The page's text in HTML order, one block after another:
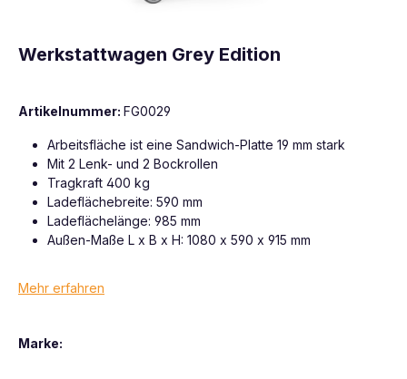
Werkstattwagen Grey Edition
Artikelnummer: FG0029
Arbeitsfläche ist eine Sandwich-Platte 19 mm stark
Mit 2 Lenk- und 2 Bockrollen
Tragkraft 400 kg
Ladeflächebreite: 590 mm
Ladeflächelänge: 985 mm
Außen-Maße L x B x H: 1080 x 590 x 915 mm
Mehr erfahren
Marke: